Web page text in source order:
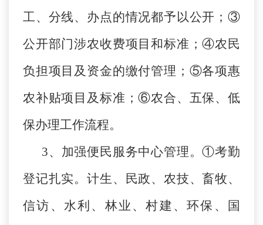
工、分线、办点的情况都予以公开；③
公开部门涉农收费项目和标准；④农民
负担项目及资金的缴付管理；⑤各项惠
农补贴项目及标准；⑥农合、五保、低
保办理工作流程。
3、加强便民服务中心管理。①考勤
登记扎实。计生、民政、农技、畜牧、
信访、水利、林业、村建、环保、国